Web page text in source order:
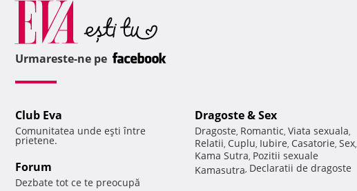
Urmareste-ne pe
Club Eva
Comunitatea unde eşti între
prietene.
Forum
Dezbate tot ce te preocupă
Dragoste & Sex
Dragoste, Romantic, Viata sexuala,
Relatii, Cuplu, Iubire, Casatorie, Sex,
Kama Sutra, Pozitii sexuale
Kamasutra, Declaratii de dragoste